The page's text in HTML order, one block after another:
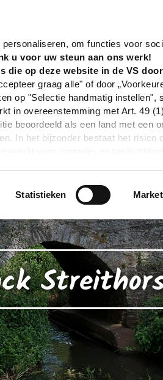
om functies voor
u voor uw steun aan ons werk!
die op deze website in de VS
graag alle" of door
op "Selectie handmatig instellen",
in overeenstemming met Art. 49
beoordeeld als een land met een
In het bijzonder bestaat het risico
onze privacyverklaring.
|Impressum
Statistieken